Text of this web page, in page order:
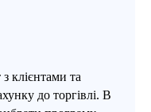
клієнтами та
до торгівлі. В